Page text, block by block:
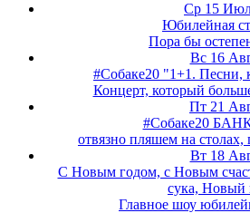
Ср 15
Юбилейная
Пора бы
Вс 16
#Собаке20 "1+1. Песни,
Концерт, который
Пт 21
#Собаке20
отвязно пляшем на столах,
Вт 18
С Новым годом, с Новым
сука, Новый
Главное шоу